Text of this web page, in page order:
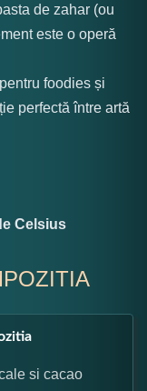
de zahar (ou
este o operă
foodies și
perfectă între artă
Celsius
si cacao